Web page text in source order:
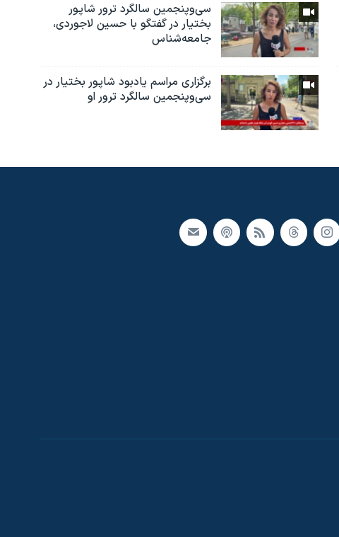
سی‌وپنجمین سالگرد ترور شاپور
بختیار در گفتگو با حسین لاجوردی،
جامعه‌شناس
برگزاری مراسم یادبود شاپور بختیار در
سی‌وپنجمین سالگرد ترور او